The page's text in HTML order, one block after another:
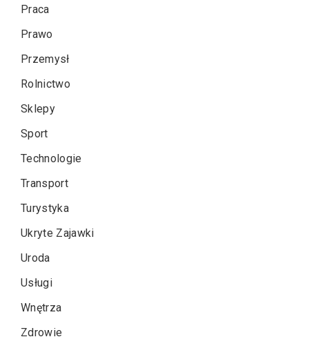
Praca
Prawo
Przemysł
Rolnictwo
Sklepy
Sport
Technologie
Transport
Turystyka
Ukryte Zajawki
Uroda
Usługi
Wnętrza
Zdrowie